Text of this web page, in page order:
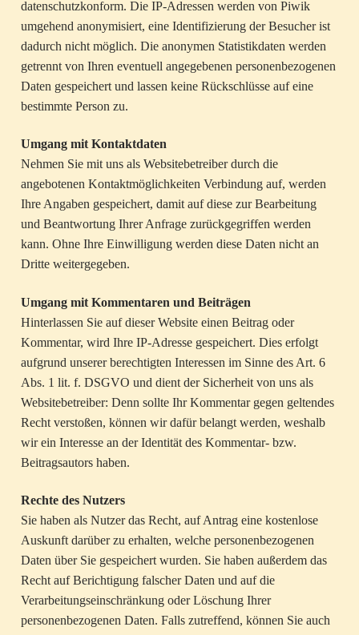
datenschutzkonform. Die IP-Adressen werden von Piwik
umgehend anonymisiert, eine Identifizierung der Besucher ist
dadurch nicht möglich. Die anonymen Statistikdaten werden
getrennt von Ihren eventuell angegebenen personenbezogenen
Daten gespeichert und lassen keine Rückschlüsse auf eine
bestimmte Person zu.
Umgang mit Kontaktdaten
Nehmen Sie mit uns als Websitebetreiber durch die
angebotenen Kontaktmöglichkeiten Verbindung auf, werden
Ihre Angaben gespeichert, damit auf diese zur Bearbeitung
und Beantwortung Ihrer Anfrage zurückgegriffen werden
kann. Ohne Ihre Einwilligung werden diese Daten nicht an
Dritte weitergegeben.
Umgang mit Kommentaren und Beiträgen
Hinterlassen Sie auf dieser Website einen Beitrag oder
Kommentar, wird Ihre IP-Adresse gespeichert. Dies erfolgt
aufgrund unserer berechtigten Interessen im Sinne des Art. 6
Abs. 1 lit. f. DSGVO und dient der Sicherheit von uns als
Websitebetreiber: Denn sollte Ihr Kommentar gegen geltendes
Recht verstoßen, können wir dafür belangt werden, weshalb
wir ein Interesse an der Identität des Kommentar- bzw.
Beitragsautors haben.
Rechte des Nutzers
Sie haben als Nutzer das Recht, auf Antrag eine kostenlose
Auskunft darüber zu erhalten, welche personenbezogenen
Daten über Sie gespeichert wurden. Sie haben außerdem das
Recht auf Berichtigung falscher Daten und auf die
Verarbeitungseinschränkung oder Löschung Ihrer
personenbezogenen Daten. Falls zutreffend, können Sie auch